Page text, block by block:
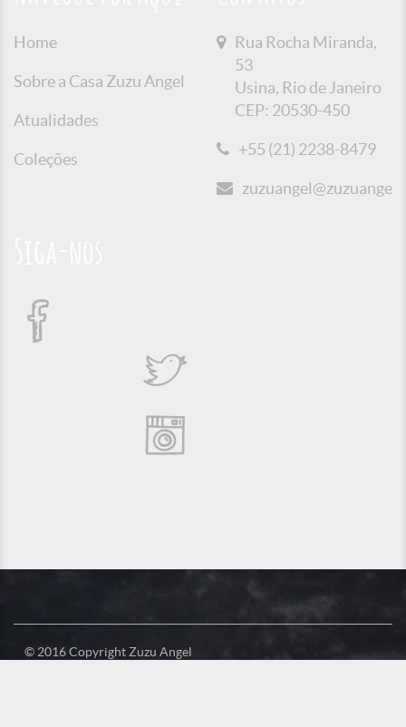
Home
Sobre a Casa Zuzu Angel
Atualidades
Coleções
Rua Rocha Miranda,
53
Usina, Rio de Janeiro
CEP: 20530-450
+55 (21) 2238-8479
© 2016 Copyright Zuzu Angel